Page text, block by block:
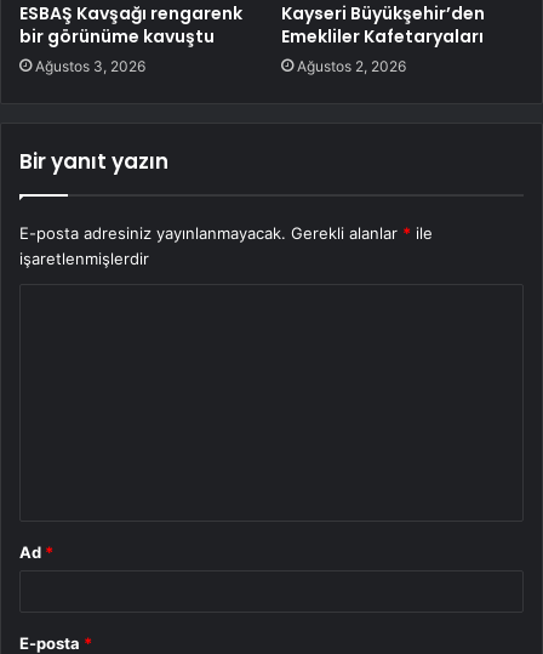
ESBAŞ Kavşağı rengarenk
bir görünüme kavuştu
Ağustos 3, 2026
Kayseri Büyükşehir’den
Emekliler Kafetaryaları
Ağustos 2, 2026
Bir yanıt yazın
E-posta adresiniz yayınlanmayacak. Gerekli alanlar * ile
işaretlenmişlerdir
Ad *
E-posta *